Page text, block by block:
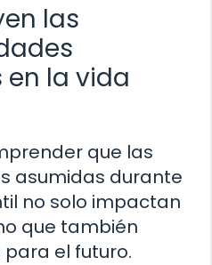
las
la vida
que las
asumidas durante
no solo impactan
que también
el futuro.